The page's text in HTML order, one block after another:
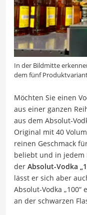
In der Bildmitte
dem fünf
Möchten Sie einen
aus einer ganzen
aus dem Absolut-
Original mit 40
reinen Geschmack
beliebt und in jedem
der Absolut-Vodka
lässt er sich aber
Absolut-Vodka
an der schwarzen